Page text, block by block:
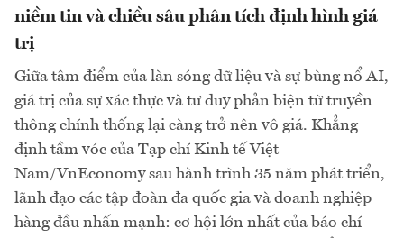
niềm tin và chiều sâu phân tích định hình giá
trị
Giữa tâm điểm của làn sóng dữ liệu và sự bùng nổ AI,
giá trị của sự xác thực và tư duy phản biện từ truyền
thông chính thống lại càng trở nên vô giá. Khẳng
định tầm vóc của Tạp chí Kinh tế Việt
Nam/VnEconomy sau hành trình 35 năm phát triển,
lãnh đạo các tập đoàn đa quốc gia và doanh nghiệp
hàng đầu nhấn mạnh: cơ hội lớn nhất của báo chí